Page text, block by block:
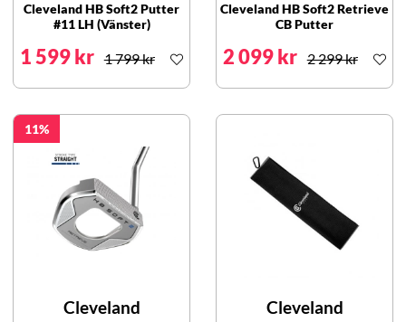
Cleveland HB Soft2 Putter
#11 LH (Vänster)
1 599 kr 1 799 kr
Cleveland HB Soft2 Retrieve
CB Putter
2 099 kr 2 299 kr
11
Cleveland Cleveland